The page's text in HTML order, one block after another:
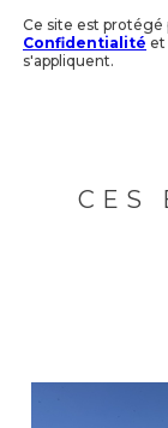
Ce site est protégé
Confidentialité et
s'appliquent.
CES